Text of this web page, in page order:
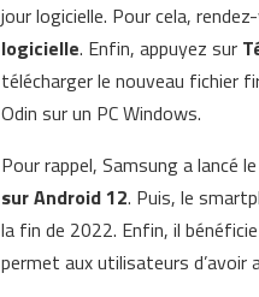
jour logicielle. Pour cela,
logicielle. Enfin, appuyez sur
télécharger le nouveau fichier
Odin sur un PC Windows.
Pour rappel, Samsung a lancé
sur Android 12. Puis, le
la fin de 2022. Enfin, il
permet aux utilisateurs